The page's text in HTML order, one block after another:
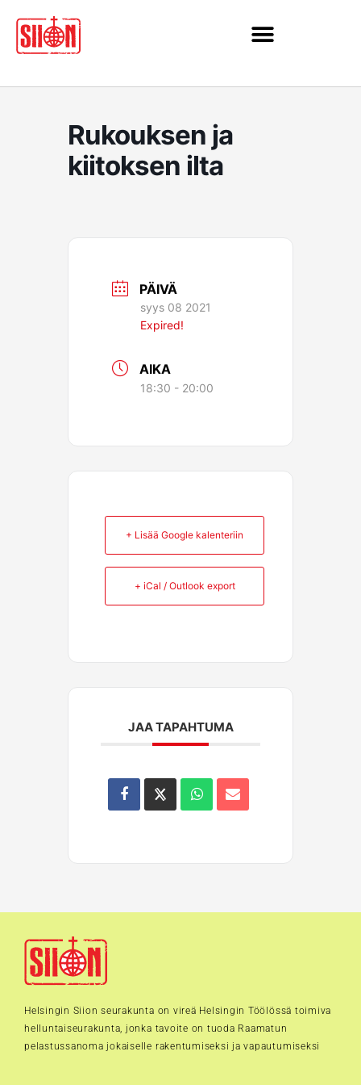
sisältöön
Rukouksen ja
kiitoksen ilta
PÄIVÄ
syys 08 2021
Expired!
AIKA
18:30 - 20:00
+ Lisää Google kalenteriin
+ iCal / Outlook export
JAA TAPAHTUMA
Helsingin Siion seurakunta on vireä Helsingin Töölössä toimiva
helluntaiseurakunta, jonka tavoite on tuoda Raamatun
pelastussanoma jokaiselle rakentumiseksi ja vapautumiseksi